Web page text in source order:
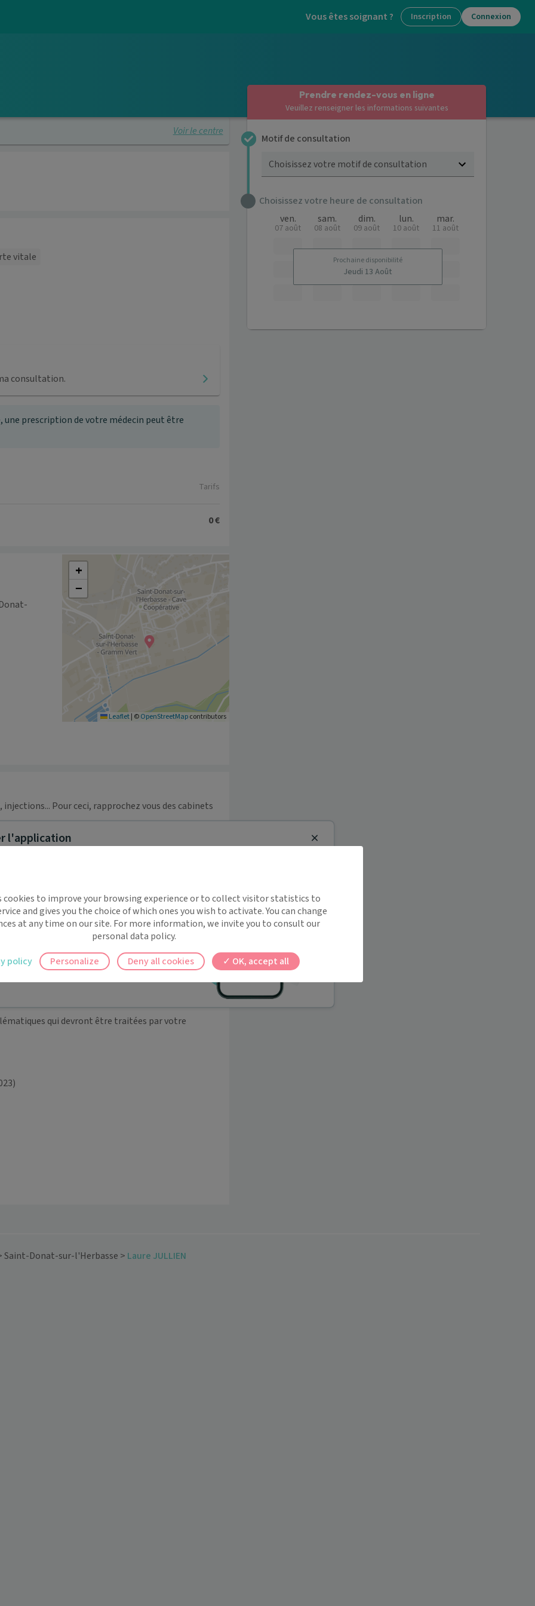
Vous êtes soignant ? Inscription Connexion
Voir le centre
vitale
consultation.
prescription de votre médecin peut être
Tarifs
0 €
+
−
Leaflet| ©OpenStreetMapcontributors
Pour ceci, rapprochez vous des cabinets
chroniques stabilisées, prévention et
les patients de la MSP pour leur suivi et
du suivi de :
à la santé, le dépistage et la prévention.
qui devront être traitées par votre
Prendre rendez-vous en ligne
Veuillez renseigner les informations suivantes
Motif de consultation
Choisissez votre motif de consultation
Choisissez votre heure de consultation
Prochaine disponibilité
Jeudi 13 Août
ven.
07 août
sam.
08 août
dim.
09 août
lun.
10 août
mar.
11 août
Saint-Donat-sur-l'Herbasse > Laure JULLIEN
l'application
!
rappels automatiques pour ne plus rien
Close
cookies to improve your browsing experience or to collect visitor statistics to
and gives you the choice of which ones you wish to activate. You can change
at any time on our site. For more information, we invite you to consult our
personal data policy.
OK, accept all
Deny all cookies
Personalize
policy